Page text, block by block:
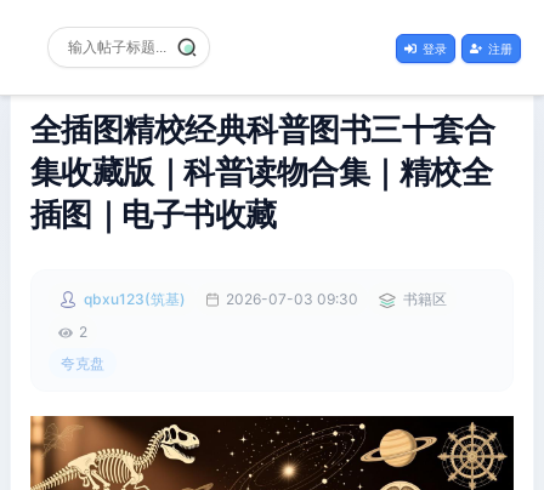
登录 注册
全插图精校经典科普图书三十套合
集收藏版｜科普读物合集｜精校全
插图｜电子书收藏
qbxu123(筑基) 2026-07-03 09:30
书籍区
2
夸克盘